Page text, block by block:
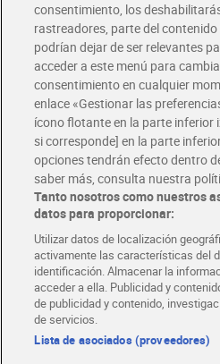
Crema multiusos para
hombres Dia Imaqe 100 ml
2,39 € (2,39 €/100 ML.)
Añadir
Crema de manos
consentimiento, los
rastreadores, parte del
podrían dejar de ser relevantes
acceder a este menú para
consentimiento en cualquier
enlace «Gestionar las
ícono flotante en la parte inferior
si corresponde] en la parte
opciones tendrán efecto dentro
saber más, consulta nuestra
Tanto nosotros como nuestros
datos para proporcionar:
Utilizar datos de localización
activamente las características del
identificación. Almacenar la
acceder a ella. Publicidad y
de publicidad y contenido,
de servicios.
Lista de asociados (proveedores)